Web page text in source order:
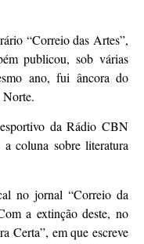
“Correio das Artes”,
publicou, sob várias
ano, fui âncora do
da Rádio CBN
a coluna sobre literatura
no jornal “Correio da
a extinção deste, no
Certa”, em que escreve